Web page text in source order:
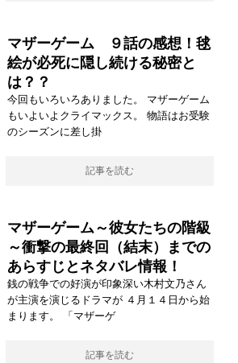
マザーゲーム ９話の感想！毬
絵が必死に隠し続ける秘密と
は？？
今回もいろいろありました。 マザーゲーム
もいよいよクライマックス。 物語はお受験
のシーズンに差し掛
記事を読む
マザーゲーム～彼女たちの階級
～衝撃の最終回（結末）までの
あらすじとネタバレ情報！
銭の戦争での好演が印象深い木村文乃さん
が主演を演じるドラマが ４月１４日から始
まります。 「マザーゲ
記事を読む